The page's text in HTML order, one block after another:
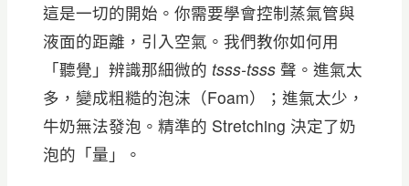
這是一切的開始。你需要學會控制蒸氣管與
液面的距離，引入空氣。我們教你如何用
「聽覺」辨識那細微的 tsss-tsss聲。進氣太
多，變成粗糙的泡沫（Foam）；進氣太少，
牛奶無法發泡。精準的 Stretching 決定了奶
泡的「量」。